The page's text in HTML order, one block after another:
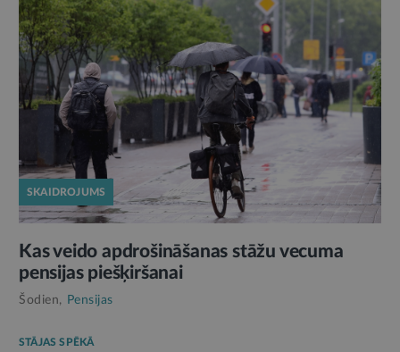
SKAIDROJUMS
Kas veido apdrošināšanas stāžu vecuma
pensijas piešķiršanai
Šodien, Pensijas
STĀJAS SPĒKĀ